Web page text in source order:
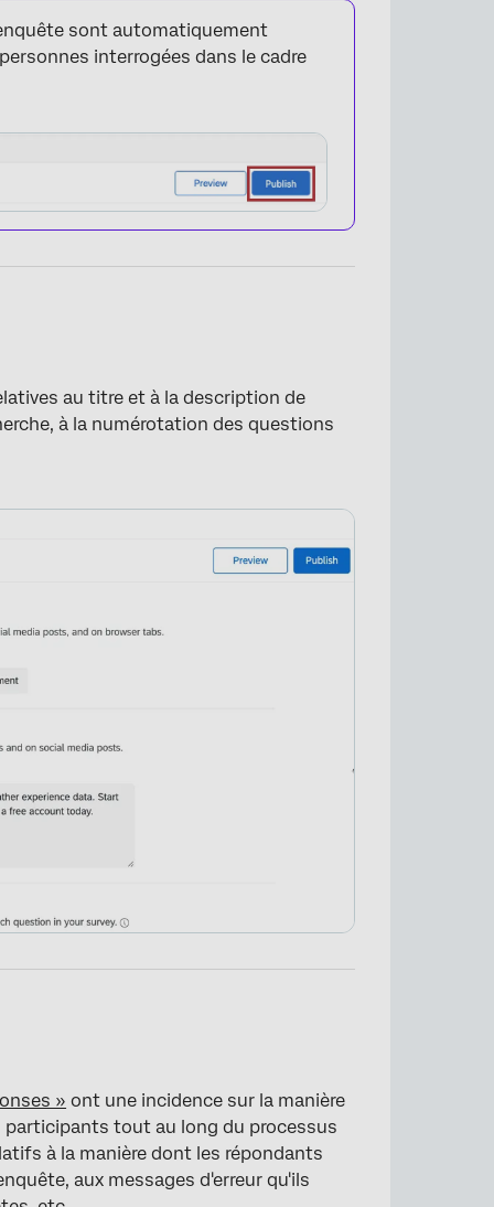
×
sont automatiquement
interrogées dans le cadre
au titre et à la description de
à la numérotation des questions
» ont une incidence sur la manière
participants tout au long du processus
à la manière dont les répondants
aux messages d'erreur qu'ils